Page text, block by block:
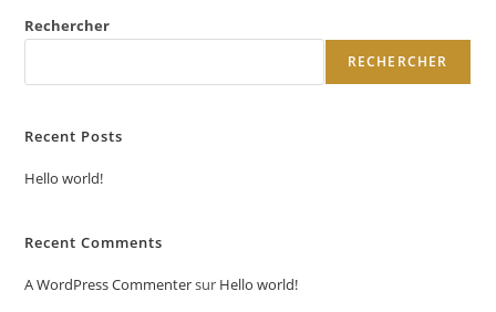
Rechercher
RECHERCHER
Recent Posts
Hello world!
Recent Comments
A WordPress Commentersur Hello world!